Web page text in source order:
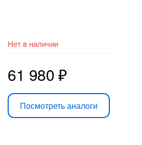
Нет в наличии
61 980₽
Посмотреть аналоги